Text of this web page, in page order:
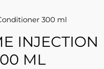
300 ml
INJECTION
ML